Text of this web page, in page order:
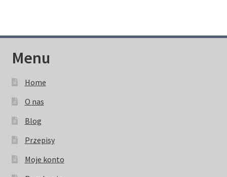
Menu
Home
O nas
Blog
Przepisy
Moje konto